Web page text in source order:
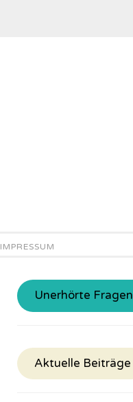
IMPRESSUM
Unerhörte Fragen
Aktuelle Beiträge